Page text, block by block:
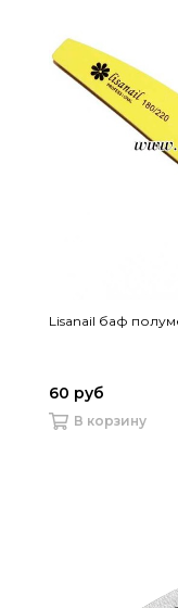
Lisanail баф
60 руб
В корзину